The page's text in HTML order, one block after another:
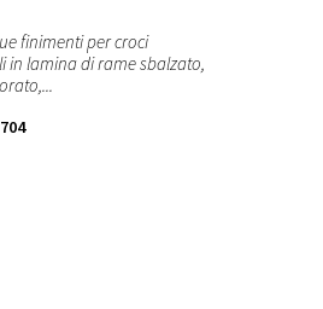
finimenti per croci
in lamina di rame sbalzato,